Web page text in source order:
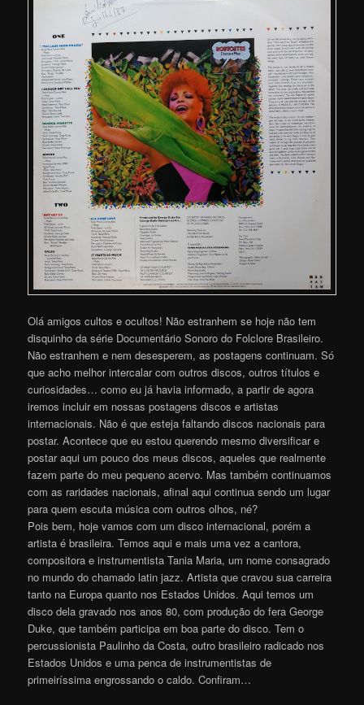
Olá amigos cultos e ocultos! Não estranhem se hoje não tem
disquinho da série Documentário Sonoro do Folclore Brasileiro.
Não estranhem e nem desesperem, as postagens continuam. Só
que acho melhor intercalar com outros discos, outros títulos e
curiosidades… como eu já havia informado, a partir de agora
iremos incluir em nossas postagens discos e artistas
internacionais. Não é que esteja faltando discos nacionais para
postar. Acontece que eu estou querendo mesmo diversificar e
postar aqui um pouco dos meus discos, aqueles que realmente
fazem parte do meu pequeno acervo. Mas também continuamos
com as raridades nacionais, afinal aqui continua sendo um lugar
para quem escuta música com outros olhos, né?
Pois bem, hoje vamos com um disco internacional, porém a
artista é brasileira. Temos aqui e mais uma vez a cantora,
compositora e instrumentista Tania Maria, um nome consagrado
no mundo do chamado latin jazz. Artista que cravou sua carreira
tanto na Europa quanto nos Estados Unidos. Aqui temos um
disco dela gravado nos anos 80, com produção do fera George
Duke, que também participa em boa parte do disco. Tem o
percussionista Paulinho da Costa, outro brasileiro radicado nos
Estados Unidos e uma penca de instrumentistas de
primeiríssima engrossando o caldo. Confiram…